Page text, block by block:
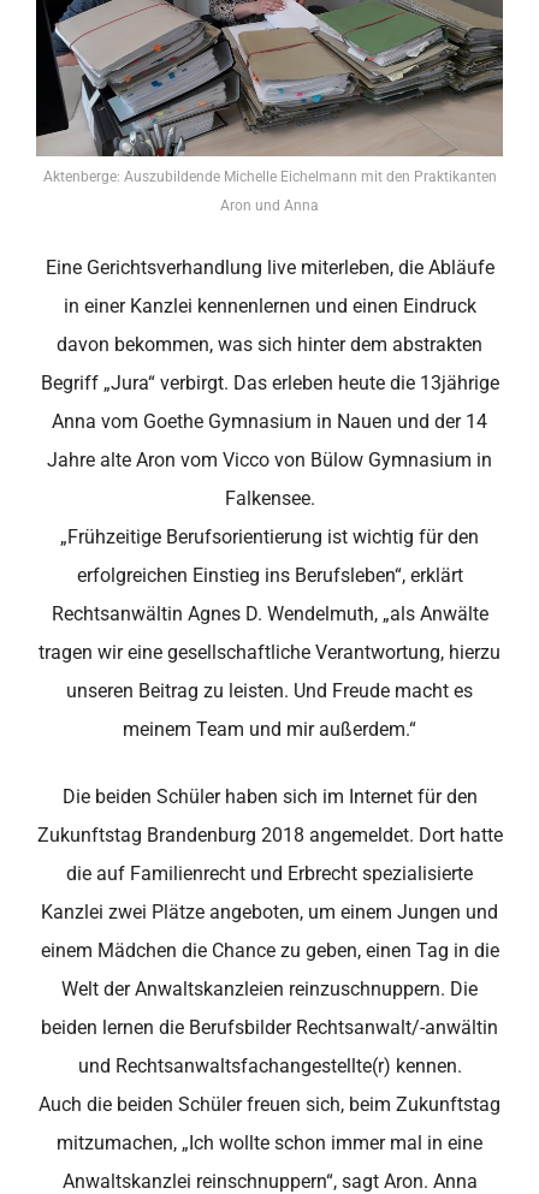
Aktenberge: Auszubildende Michelle Eichelmann mit den Praktikanten
Aron und Anna
Eine Gerichtsverhandlung live miterleben, die Abläufe
in einer Kanzlei kennenlernen und einen Eindruck
davon bekommen, was sich hinter dem abstrakten
Begriff „Jura“ verbirgt. Das erleben heute die 13jährige
Anna vom Goethe Gymnasium in Nauen und der 14
Jahre alte Aron vom Vicco von Bülow Gymnasium in
Falkensee.
„Frühzeitige Berufsorientierung ist wichtig für den
erfolgreichen Einstieg ins Berufsleben“, erklärt
Rechtsanwältin Agnes D. Wendelmuth, „als Anwälte
tragen wir eine gesellschaftliche Verantwortung, hierzu
unseren Beitrag zu leisten. Und Freude macht es
meinem Team und mir außerdem.“
Die beiden Schüler haben sich im Internet für den
Zukunftstag Brandenburg 2018 angemeldet. Dort hatte
die auf Familienrecht und Erbrecht spezialisierte
Kanzlei zwei Plätze angeboten, um einem Jungen und
einem Mädchen die Chance zu geben, einen Tag in die
Welt der Anwaltskanzleien reinzuschnuppern. Die
beiden lernen die Berufsbilder Rechtsanwalt/-anwältin
und Rechtsanwaltsfachangestellte(r) kennen.
Auch die beiden Schüler freuen sich, beim Zukunftstag
mitzumachen, „Ich wollte schon immer mal in eine
Anwaltskanzlei reinschnuppern“, sagt Aron. Anna